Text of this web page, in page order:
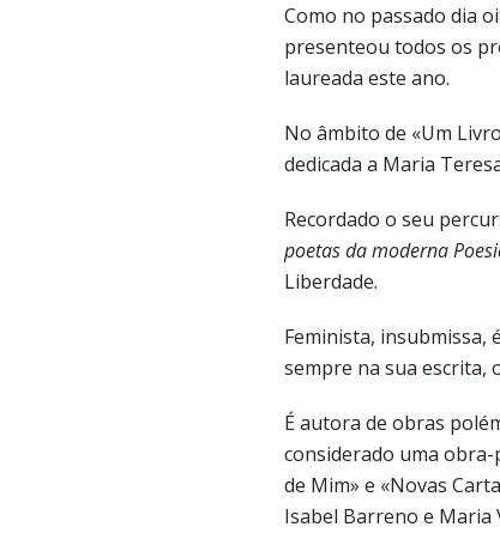
Como no passado dia
presenteou todos os
laureada este ano.
No âmbito de «Um
dedicada a Maria
Recordado o seu
poetas da moderna
Liberdade.
Feminista, insubmissa,
sempre na sua escrita,
É autora de obras
considerado uma
de Mim» e «Novas
Isabel Barreno e Maria